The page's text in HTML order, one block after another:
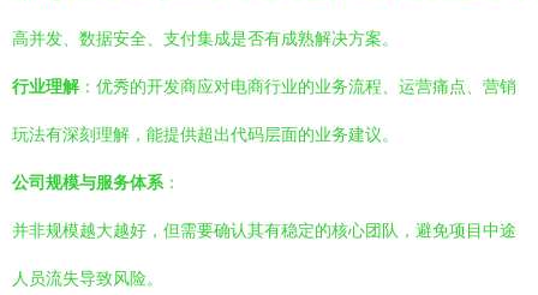
高并发、数据安全、支付集成是否有成熟解决方案。
行业理解：优秀的开发商应对电商行业的业务流程、运营痛点、营销
玩法有深刻理解，能提供超出代码层面的业务建议。
公司规模与服务体系 ：
并非规模越大越好，但需要确认其有稳定的核心团队，避免项目中途
人员流失导致风险。